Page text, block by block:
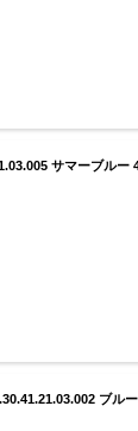
サマーブルー
ブル